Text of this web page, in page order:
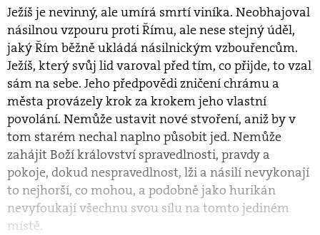
Ježíš je nevinný, ale umírá smrtí viníka. Neobhajoval
násilnou vzpouru proti Římu, ale nese stejný úděl,
jaký Řím běžně ukládá násilnickým vzbouřencům.
Ježíš, který svůj lid varoval před tím, co přijde, to vzal
sám na sebe. Jeho předpovědi zničení chrámu a
města provázely krok za krokem jeho vlastní
povolání. Nemůže ustavit nové stvoření, aniž by v
tom starém nechal naplno působit jed. Nemůže
zahájit Boží království spravedlnosti, pravdy a
pokoje, dokud nespravedlnost, lži a násilí nevykonají
to nejhorší, co mohou, a podobně jako hurikán
nevyfoukají všechnu svou sílu na tomto jediném
místě.